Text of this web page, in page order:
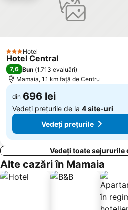
Cetatea Histria
Lake View
Delfinariul Constanța
3 SteleHotel
Hotel Central
7,6 Bun (1.713 evaluări)
Mamaia, 1.1 km faţă de Centru
din 696 lei
Vedeți prețurile de la 4 site-uri
Vedeți prețurile
Vedeți toate sejururile
Alte cazări în Mamaia